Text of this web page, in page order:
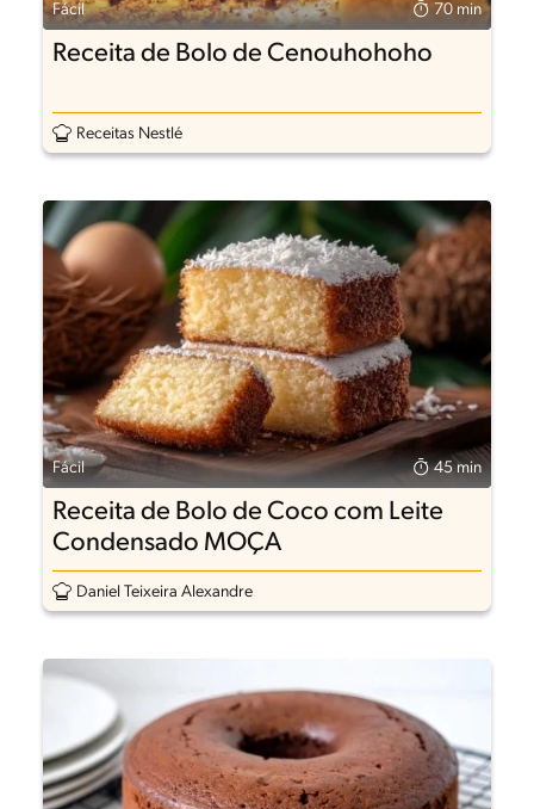
Fácil 70 min
Receita de Bolo de Cenouhohoho
Receitas Nestlé
Fácil 45 min
Receita de Bolo de Coco com Leite
Condensado MOÇA
Daniel Teixeira Alexandre